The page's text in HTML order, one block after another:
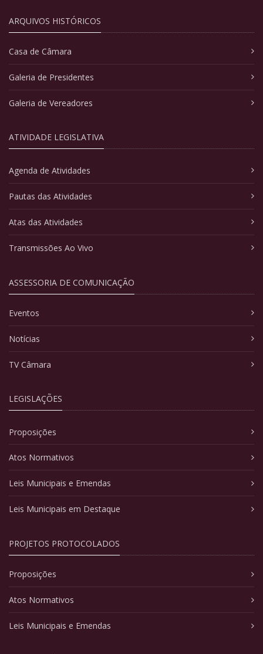
ARQUIVOS HISTÓRICOS
Casa de Câmara
Galeria de Presidentes
Galeria de Vereadores
ATIVIDADE LEGISLATIVA
Agenda de Atividades
Pautas das Atividades
Atas das Atividades
Transmissões Ao Vivo
ASSESSORIA DE COMUNICAÇÃO
Eventos
Notícias
TV Câmara
LEGISLAÇÕES
Proposições
Atos Normativos
Leis Municipais e Emendas
Leis Municipais em Destaque
PROJETOS PROTOCOLADOS
Proposições
Atos Normativos
Leis Municipais e Emendas